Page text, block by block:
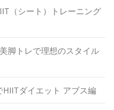
（シート）トレーニング
脚トレで理想のスタイル
ダイエット アブス編